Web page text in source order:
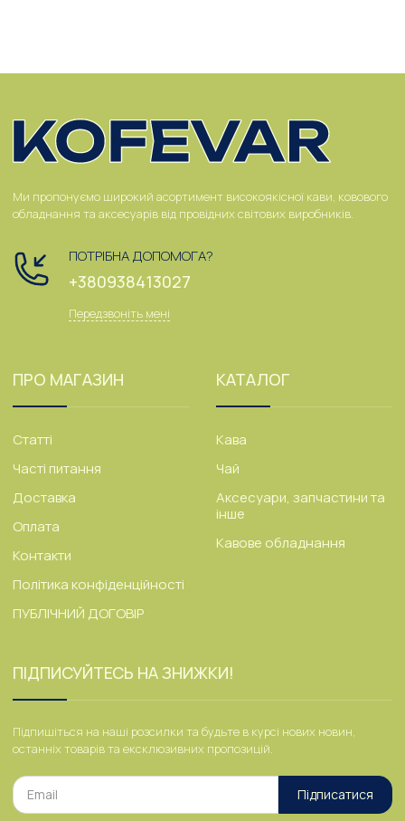
Ми пропонуємо широкий асортимент високоякісної кави, ковового
обладнання та аксесуарів від провідних світових виробників.
ПОТРІБНА ДОПОМОГА?
+380938413027
Передзвоніть мені
ПРО МАГАЗИН
Статті
Часті питання
Доставка
Оплата
Контакти
Політика конфіденційності
ПУБЛІЧНИЙ ДОГОВІР
КАТАЛОГ
Кава
Чай
Аксесуари, запчастини та
інше
Кавове обладнання
ПІДПИСУЙТЕСЬ НА ЗНИЖКИ!
Підпишіться на наші розсилки та будьте в курсі нових новин,
останніх товарів та ексклюзивних пропозицій.
Підписатися